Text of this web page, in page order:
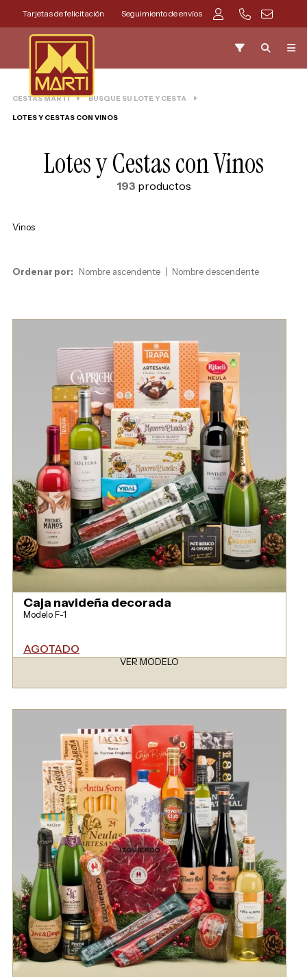
Tarjetas de felicitación Seguimiento de envíos
CESTAS MARTI BUSQUE SU LOTE Y CESTA
LOTES Y CESTAS CON VINOS
Lotes y Cestas con Vinos
193 productos
Vinos
Ordenar por: Nombre ascendente Nombre descendente
Caja navideña decorada
Modelo F-1
AGOTADO
VER MODELO